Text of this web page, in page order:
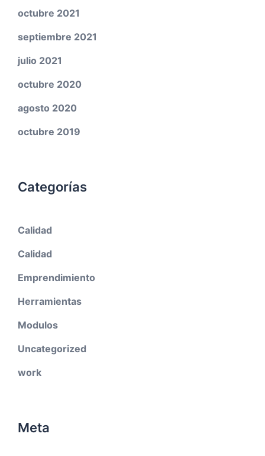
octubre 2021
septiembre 2021
julio 2021
octubre 2020
agosto 2020
octubre 2019
Categorías
Calidad
Calidad
Emprendimiento
Herramientas
Modulos
Uncategorized
work
Meta